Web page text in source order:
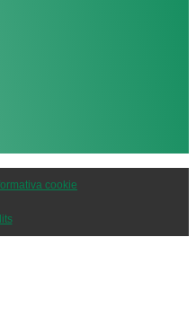
cookie